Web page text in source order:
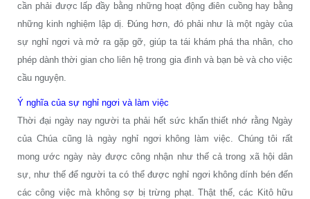
cần phải được lấp đầy bằng những hoạt động điên cuồng hay bằng
những kinh nghiệm lập dị. Đúng hơn, đó phải như là một ngày của
sự nghỉ ngơi và mở ra gặp gỡ, giúp ta tái khám phá tha nhân, cho
phép dành thời gian cho liên hệ trong gia đình và bạn bè và cho việc
cầu nguyện.
Ý nghĩa của sự nghỉ ngơi và làm việc
Thời đại ngày nay người ta phải hết sức khẩn thiết nhớ rằng Ngày
của Chúa cũng là ngày nghỉ ngơi không làm việc. Chúng tôi rất
mong ước ngày này được công nhận như thế cả trong xã hội dân
sự, như thế để người ta có thể được nghỉ ngơi không dính bén đến
các công việc mà không sợ bị trừng phạt. Thật thế, các Kitô hữu